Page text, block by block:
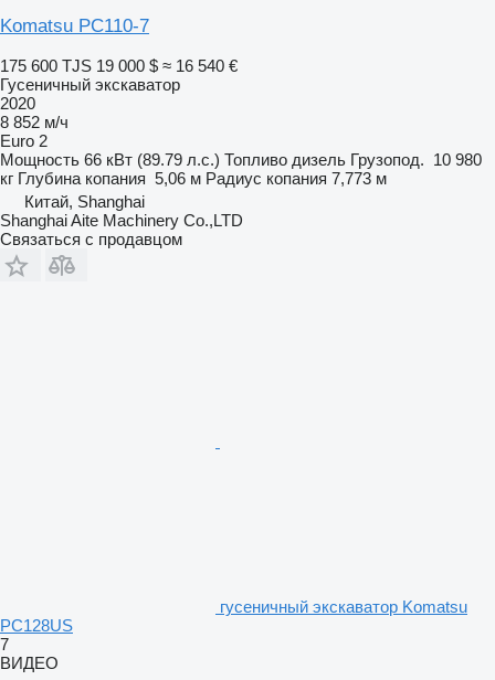
Komatsu PC110-7
175 600 TJS 19 000 $ ≈ 16 540 €
Гусеничный экскаватор
2020
8 852 м/ч
Euro 2
Мощность 66 кВт (89.79 л.с.) Топливо дизель Грузопод. 10 980
кг Глубина копания 5,06 м Радиус копания 7,773 м
Китай, Shanghai
Shanghai Aite Machinery Co.,LTD
Связаться с продавцом
гусеничный экскаватор Komatsu
PC128US
7
ВИДЕО